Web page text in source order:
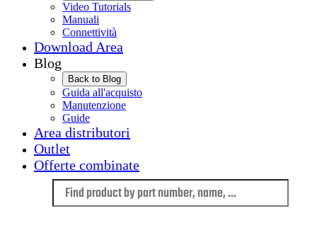
Video Tutorials
Manuali
Connettività
Download Area
Blog
Back to Blog
Guida all'acquisto
Manutenzione
Guide
Area distributori
Outlet
Offerte combinate